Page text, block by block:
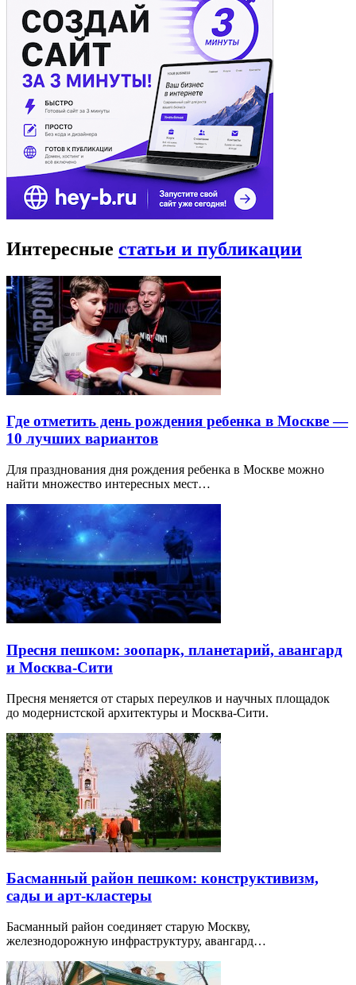
Интересные статьи и публикации
Где отметить день рождения ребенка в Москве —
10 лучших вариантов
Для празднования дня рождения ребенка в Москве можно
найти множество интересных мест…
Пресня пешком: зоопарк, планетарий, авангард
и Москва-Сити
Пресня меняется от старых переулков и научных площадок
до модернистской архитектуры и Москва-Сити.
Басманный район пешком: конструктивизм,
сады и арт-кластеры
Басманный район соединяет старую Москву,
железнодорожную инфраструктуру, авангард…